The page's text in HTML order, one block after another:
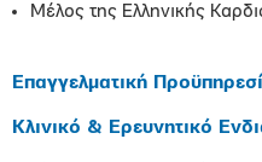
Μέλος της Ελληνικής
Επαγγελματική
Κλινικό & Ερευνητικό